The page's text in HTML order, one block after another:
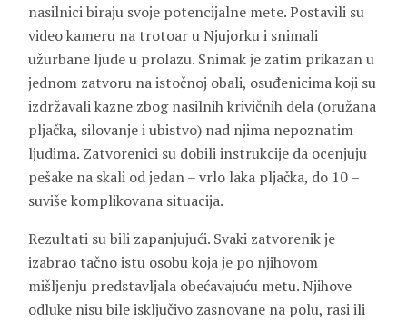
nasilnici biraju svoje potencijalne mete. Postavili su
video kameru na trotoar u Njujorku i snimali
užurbane ljude u prolazu. Snimak je zatim prikazan u
jednom zatvoru na istočnoj obali, osuđenicima koji su
izdržavali kazne zbog nasilnih krivičnih dela (oružana
pljačka, silovanje i ubistvo) nad njima nepoznatim
ljudima. Zatvorenici su dobili instrukcije da ocenjuju
pešake na skali od jedan – vrlo laka pljačka, do 10 –
suviše komplikovana situacija.
Rezultati su bili zapanjujući. Svaki zatvorenik je
izabrao tačno istu osobu koja je po njihovom
mišljenju predstavljala obećavajuću metu. Njihove
odluke nisu bile isključivo zasnovane na polu, rasi ili